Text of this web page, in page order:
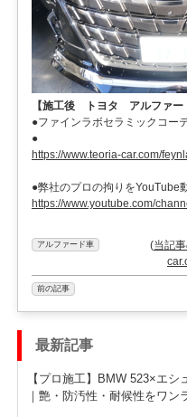
【施工後 トヨタ アルファー
●ファインラボセラミックコー
●
https://www.teoria-car.com/
●弊社のプロの拘りをYouTube
https://www.youtube.com/
アルファード車 (当記
前の記事
最新記事
【プロ施工】BMW 523×エシ
｜艶・防汚性・耐候性をワン